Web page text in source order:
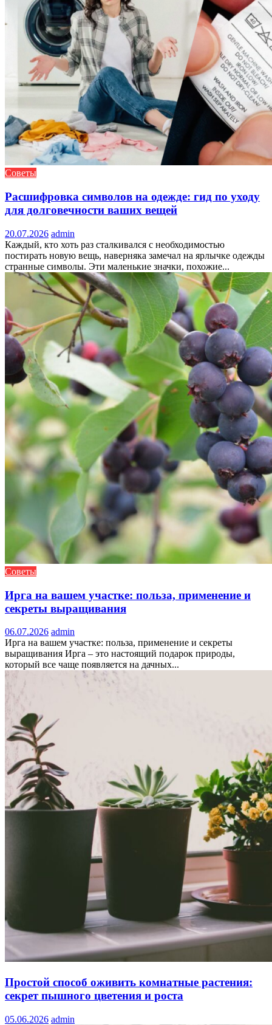
Советы
Расшифровка символов на одежде: гид по уходу
для долговечности ваших вещей
20.07.2026 admin
Каждый, кто хоть раз сталкивался с необходимостью
постирать новую вещь, наверняка замечал на ярлычке одежды
странные символы. Эти маленькие значки, похожие...
Советы
Ирга на вашем участке: польза, применение и
секреты выращивания
06.07.2026 admin
Ирга на вашем участке: польза, применение и секреты
выращивания Ирга – это настоящий подарок природы,
который все чаще появляется на дачных...
Простой способ оживить комнатные растения:
секрет пышного цветения и роста
05.06.2026 admin